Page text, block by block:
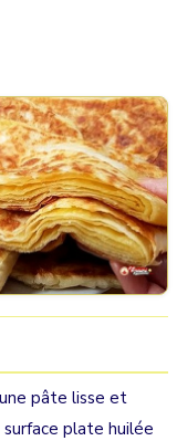
pâte lisse et
plate huilée